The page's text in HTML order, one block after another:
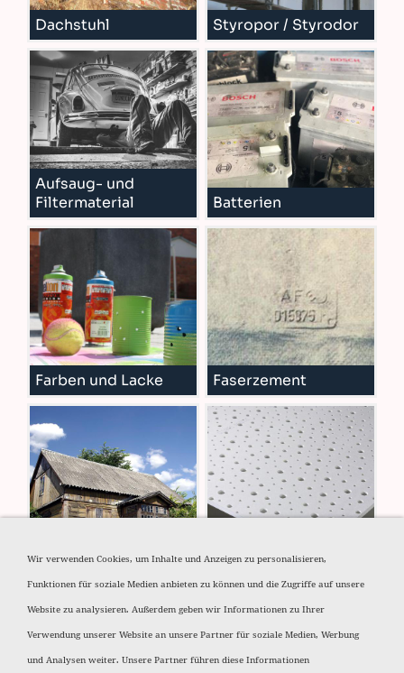
Dachstuhl Styropor / Styrodor
Aufsaug- und
Filtermaterial
Batterien
Farben und Lacke Faserzement
Asbest Deckenplatten
Wir verwenden Cookies, um Inhalte und Anzeigen zu personalisieren,
Funktionen für soziale Medien anbieten zu können und die Zugriffe auf unsere
Website zu analysieren. Außerdem geben wir Informationen zu Ihrer
Verwendung unserer Website an unsere Partner für soziale Medien, Werbung
und Analysen weiter. Unsere Partner führen diese Informationen